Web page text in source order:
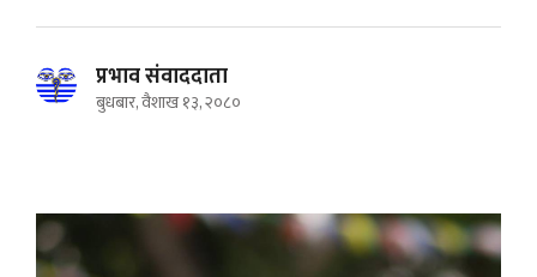
प्रभाव संवाददाता
बुधबार, वैशाख १३, २०८०